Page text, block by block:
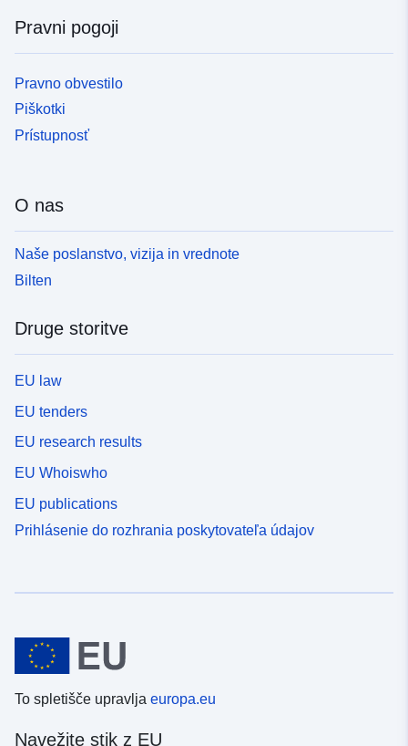
Pravni pogoji
Pravno obvestilo
Piškotki
Prístupnosť
O nas
Naše poslanstvo, vizija in vrednote
Bilten
Druge storitve
EU law
EU tenders
EU research results
EU Whoiswho
EU publications
Prihlásenie do rozhrania poskytovateľa údajov
To spletišče upravlja europa.eu
Navežite stik z EU